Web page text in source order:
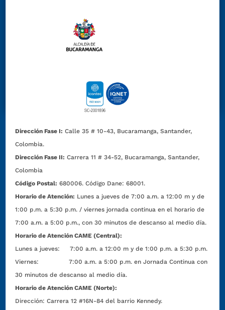
Dirección Fase I: Calle 35 # 10-43, Bucaramanga, Santander,
Colombia.
Dirección Fase II: Carrera 11 # 34-52, Bucaramanga, Santander,
Colombia
Código Postal: 680006. Código Dane: 68001.
Horario de Atención: Lunes a jueves de 7:00 a.m. a 12:00 m y de
1:00 p.m. a 5:30 p.m. / viernes jornada continua en el horario de
7:00 a.m. a 5:00 p.m., con 30 minutos de descanso al medio día.
Horario de Atención CAME (Central):
Lunes a jueves: 7:00 a.m. a 12:00 m y de 1:00 p.m. a 5:30 p.m.
Viernes: 7:00 a.m. a 5:00 p.m. en Jornada Continua con
30 minutos de descanso al medio día.
Horario de Atención CAME (Norte):
Dirección:Carrera 12 #16N-84 del barrio Kennedy.